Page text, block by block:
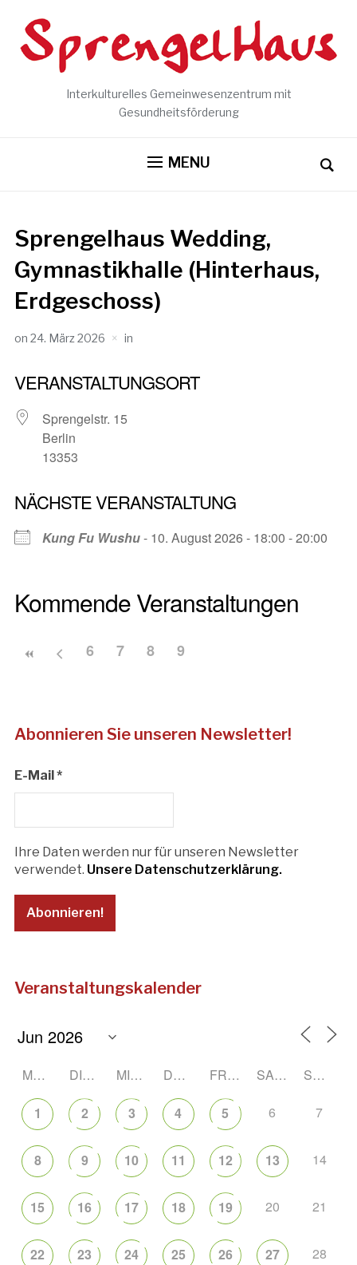
Interkulturelles Gemeinwesenzentrum mit
Gesundheitsförderung
MENU
Sprengelhaus Wedding,
Gymnastikhalle (Hinterhaus,
Erdgeschoss)
on 24. März 2026 in
VERANSTALTUNGSORT
Sprengelstr. 15
Berlin
13353
NÄCHSTE VERANSTALTUNG
Kung Fu Wushu- 10. August 2026 - 18:00 - 20:00
Kommende Veranstaltungen
6 7 8 9
Abonnieren Sie unseren Newsletter!
E-Mail*
Ihre Daten werden nur für unseren Newsletter
verwendet. Unsere Datenschutzerklärung.
Veranstaltungskalender
MONTAG DIENSTAG MITTWOCH DONNERSTAG FREITAG SAMSTAG SONNTAG
1 2 3 4 5 6 7
8 9 10 11 12 13 14
15 16 17 18 19 20 21
22 23 24 25 26 27 28